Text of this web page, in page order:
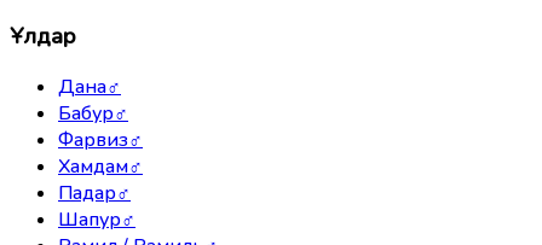
Ұлдар
Дана♂
Бабур♂
Фарвиз♂
Хамдам♂
Падар♂
Шапур♂